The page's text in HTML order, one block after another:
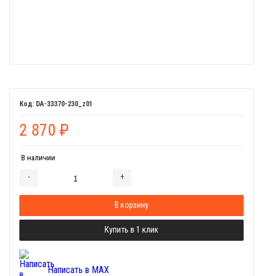
DA-33370-230_z01
2 870 ₽
В наличии
- +
В корзину
Купить в 1 клик
Написать в MAX